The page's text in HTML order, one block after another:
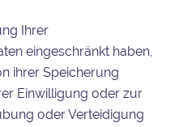
Ihrer
eingeschränkt haben,
ihrer Speicherung
Einwilligung oder zur
oder Verteidigung